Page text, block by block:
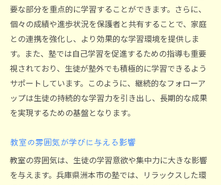
要な部分を重点的に学習することができます。さらに、
個々の成績や進歩状況を保護者と共有することで、家庭
との連携を強化し、より効果的な学習環境を提供しま
す。また、塾では自己学習を促進するための指導も重要
視されており、生徒が塾外でも積極的に学習できるよう
サポートしています。このように、継続的なフォローア
ップは生徒の持続的な学習力を引き出し、長期的な成果
を実現するための基盤となります。
教室の雰囲気が学びに与える影響
教室の雰囲気は、生徒の学習意欲や集中力に大きな影響
を与えます。兵庫県洲本市の塾では、リラックスした環